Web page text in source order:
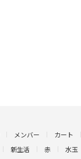
メンバー カート
新生活 赤 水玉